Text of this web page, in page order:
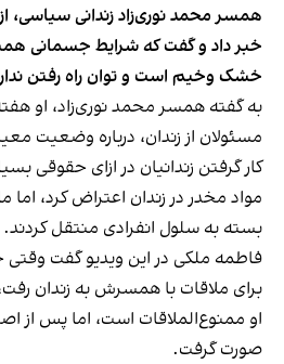
همسر محمد نوری‌زاد زندانی سیاسی، از
خبر داد و گفت که شرایط جسمانی
خشک وخیم است و توان راه رفتن
به گفته همسر محمد نوری‌زاد، او
مسئولان از زندان، درباره وضعیت
کار گرفتن زندانیان در ازای حقوقی
مواد مخدر در زندان اعتراض کرد، اما
بسته به سلول انفرادی منتقل کردند.
فاطمه ملکی در این ویدیو گفت
برای ملاقات با همسرش به زندان
او ممنوع‌الملاقات است، اما پس از
صورت گرفت.